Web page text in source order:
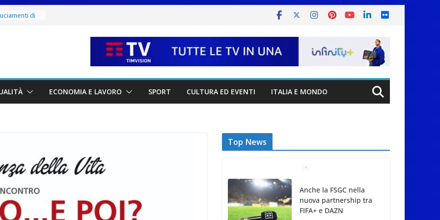
di
della città e
sul
locali
ECONOMIA E LAVORO SPORT CULTURA ED EVENTI ITALIA E MONDO
Top News
Anche la FSGC nella
nuova partnership tra
FIFA+ e DAZN